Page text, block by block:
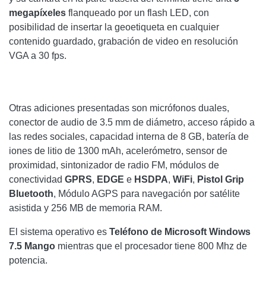
megapíxeles flanqueado por un flash LED, con
posibilidad de insertar la geoetiqueta en cualquier
contenido guardado, grabación de video en resolución
VGA a 30 fps.
Otras adiciones presentadas son micrófonos duales,
conector de audio de 3.5 mm de diámetro, acceso rápido a
las redes sociales, capacidad interna de 8 GB, batería de
iones de litio de 1300 mAh, acelerómetro, sensor de
proximidad, sintonizador de radio FM, módulos de
conectividad GPRS, EDGE e HSDPA, WiFi, Pistol Grip
Bluetooth, Módulo AGPS para navegación por satélite
asistida y 256 MB de memoria RAM.
El sistema operativo es Teléfono de Microsoft Windows
7.5 Mango mientras que el procesador tiene 800 Mhz de
potencia.